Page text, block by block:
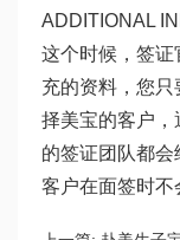
ADDITIONAL
这个时候，签
充的资料，您
择美宝的客户，
的签证团队都
客户在面签时不